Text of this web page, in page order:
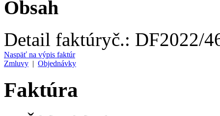
Obsah
Detail faktúryč.: DF2022/
Naspäť na výpis faktúr
Zmluvy | Objednávky
Faktúra